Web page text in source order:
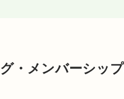
・メンバーシッ